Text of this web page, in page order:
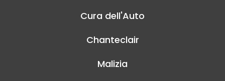
Cura dell'Auto
Chanteclair
Malizia